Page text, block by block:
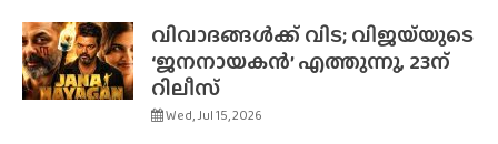
വിവാദങ്ങൾക്ക് വിട; വിജയ്‌യുടെ
‘ജനനായകൻ’ എത്തുന്നു, 23ന്
റിലീസ്
Wed, Jul 15, 2026